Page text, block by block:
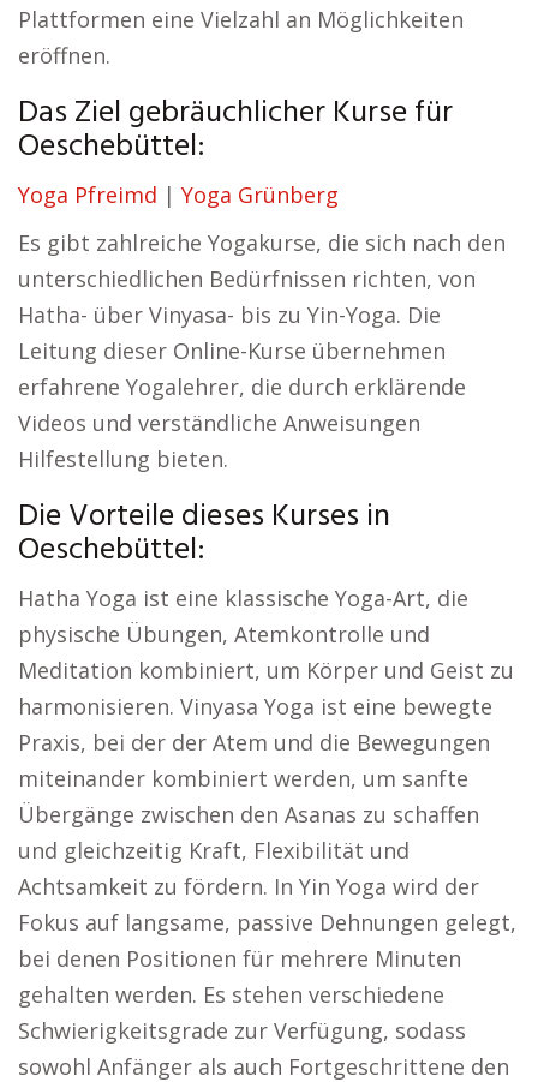
Plattformen eine Vielzahl an Möglichkeiten
eröffnen.
Das Ziel gebräuchlicher Kurse für
Oeschebüttel:
Yoga Pfreimd | Yoga Grünberg
Es gibt zahlreiche Yogakurse, die sich nach den
unterschiedlichen Bedürfnissen richten, von
Hatha- über Vinyasa- bis zu Yin-Yoga. Die
Leitung dieser Online-Kurse übernehmen
erfahrene Yogalehrer, die durch erklärende
Videos und verständliche Anweisungen
Hilfestellung bieten.
Die Vorteile dieses Kurses in
Oeschebüttel:
Hatha Yoga ist eine klassische Yoga-Art, die
physische Übungen, Atemkontrolle und
Meditation kombiniert, um Körper und Geist zu
harmonisieren. Vinyasa Yoga ist eine bewegte
Praxis, bei der der Atem und die Bewegungen
miteinander kombiniert werden, um sanfte
Übergänge zwischen den Asanas zu schaffen
und gleichzeitig Kraft, Flexibilität und
Achtsamkeit zu fördern. In Yin Yoga wird der
Fokus auf langsame, passive Dehnungen gelegt,
bei denen Positionen für mehrere Minuten
gehalten werden. Es stehen verschiedene
Schwierigkeitsgrade zur Verfügung, sodass
sowohl Anfänger als auch Fortgeschrittene den